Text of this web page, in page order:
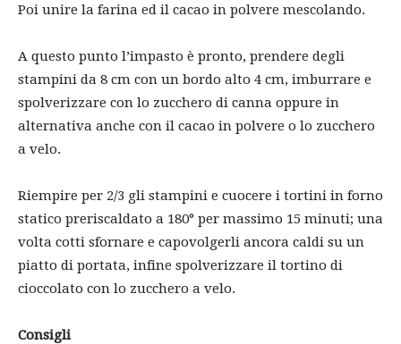
Poi unire la farina ed il cacao in polvere mescolando.
A questo punto l’impasto è pronto, prendere degli
stampini da 8 cm con un bordo alto 4 cm, imburrare e
spolverizzare con lo zucchero di canna oppure in
alternativa anche con il cacao in polvere o lo zucchero
a velo.
Riempire per 2/3 gli stampini e cuocere i tortini in forno
statico preriscaldato a 180° per massimo 15 minuti; una
volta cotti sfornare e capovolgerli ancora caldi su un
piatto di portata, infine spolverizzare il tortino di
cioccolato con lo zucchero a velo.
Consigli